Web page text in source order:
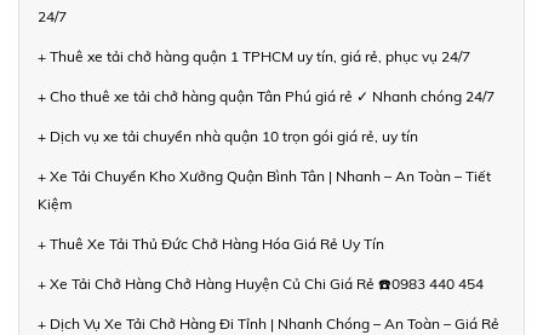
24/7
+ Thuê xe tải chở hàng quận 1 TPHCM uy tín, giá rẻ, phục vụ 24/7
+ Cho thuê xe tải chở hàng quận Tân Phú giá rẻ ✓ Nhanh chóng 24/7
+ Dịch vụ xe tải chuyển nhà quận 10 trọn gói giá rẻ, uy tín
+ Xe Tải Chuyển Kho Xưởng Quận Bình Tân | Nhanh – An Toàn – Tiết
Kiệm
+ Thuê Xe Tải Thủ Đức Chở Hàng Hóa Giá Rẻ Uy Tín
+ Xe Tải Chở Hàng Chở Hàng Huyện Củ Chi Giá Rẻ ☎️0983 440 454
+ Dịch Vụ Xe Tải Chở Hàng Đi Tỉnh | Nhanh Chóng – An Toàn – Giá Rẻ